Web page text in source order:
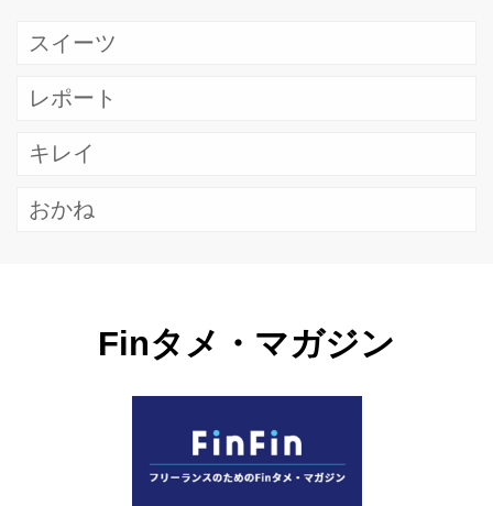
スイーツ
レポート
キレイ
おかね
Finタメ・マガジン